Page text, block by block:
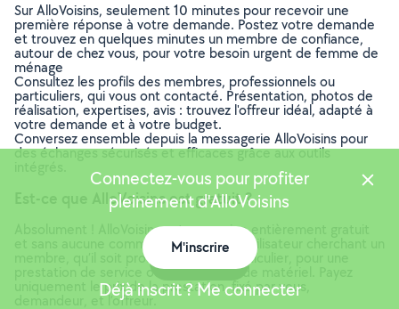
Sur AlloVoisins, seulement 10 minutes pour recevoir une
première réponse à votre demande. Postez votre demande
et trouvez en quelques minutes un membre de confiance,
autour de chez vous, pour votre besoin urgent de femme de
ménage
Consultez les profils des membres, professionnels ou
particuliers, qui vous ont contacté. Présentation, photos de
réalisation, expertises, avis : trouvez l'offreur idéal, adapté à
votre demande et à votre budget.
Conversez ensemble depuis la messagerie AlloVoisins pour
des échanges sécurisés et efficaces grâce aux outils
Est-ce que AlloVoisins est gratuit ?
Absolument ! AlloVoisins est un service entièrement gratuit
et sans aucune commission pour tout utilisateur cherchant un
membre, qu’il soit professionnel ou particulier, pour une
prestation de service ou une location de matériel. Payez
uniquement le prix de la prestation, fixé par vous,
demandeur, et l’offreur.
Connectez-vous pour profiter
pleinement d'AlloVoisins
M'inscrire
Déjà inscrit ? Me connecter